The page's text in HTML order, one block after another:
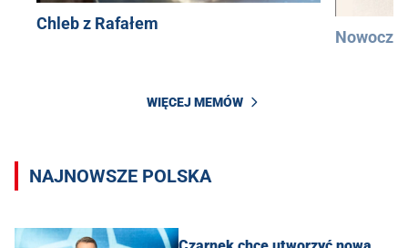
Chleb z Rafałem
WIĘCEJ MEMÓW
NAJNOWSZE POLSKA